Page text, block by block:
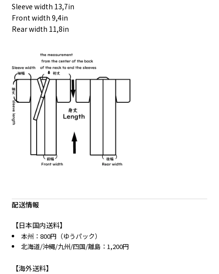
Sleeve width 13,7in
Front width 9,4in
Rear width 11,8in
配送情報
【日本国内送料】
本州：800円（ゆうパック）
北海道/沖縄/九州/四国/離島：1,200円
【海外送料】